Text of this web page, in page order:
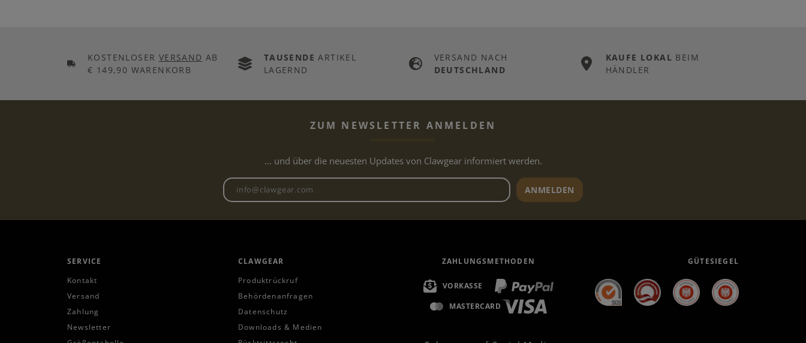
KOSTENLOSER VERSAND AB
€ 149,90 WARENKORB
TAUSENDE ARTIKEL
LAGERND
VERSAND NACH
DEUTSCHLAND
KAUFE LOKAL BEIM
HÄNDLER
ZUM NEWSLETTER ANMELDEN
... und über die neuesten Updates von Clawgear informiert werden.
Newsletter E-Mail-Adresse ANMELDEN
SERVICE
Kontakt
Versand
Zahlung
Newsletter
CLAWGEAR
Produktrückruf
Behördenanfragen
Datenschutz
Downloads & Medien
ZAHLUNGSMETHODEN
VORKASSE
MASTERCARD
GÜTESIEGEL